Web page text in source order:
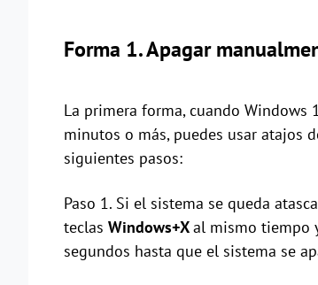
Forma 1. Apagar
La primera forma, cuando
minutos o más, puedes usar atajos
siguientes pasos:
Paso 1. Si el sistema se queda
teclas Windows+Xal mismo tiempo
segundos hasta que el sistema se